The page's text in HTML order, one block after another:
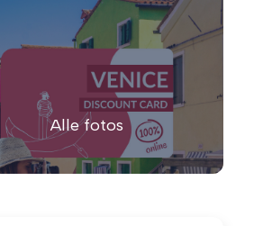
Alle fotos